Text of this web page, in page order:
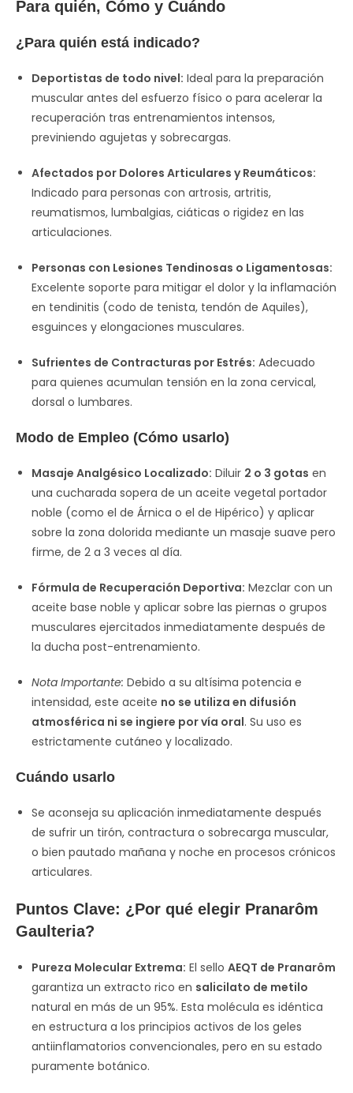
Para quién, Cómo y Cuándo
¿Para quién está indicado?
Deportistas de todo nivel: Ideal para la preparación
muscular antes del esfuerzo físico o para acelerar la
recuperación tras entrenamientos intensos,
previniendo agujetas y sobrecargas.
Afectados por Dolores Articulares y Reumáticos:
Indicado para personas con artrosis, artritis,
reumatismos, lumbalgias, ciáticas o rigidez en las
articulaciones.
Personas con Lesiones Tendinosas o Ligamentosas:
Excelente soporte para mitigar el dolor y la inflamación
en tendinitis (codo de tenista, tendón de Aquiles),
esguinces y elongaciones musculares.
Sufrientes de Contracturas por Estrés: Adecuado
para quienes acumulan tensión en la zona cervical,
dorsal o lumbares.
Modo de Empleo (Cómo usarlo)
Masaje Analgésico Localizado: Diluir 2 o 3 gotas en
una cucharada sopera de un aceite vegetal portador
noble (como el de Árnica o el de Hipérico) y aplicar
sobre la zona dolorida mediante un masaje suave pero
firme, de 2 a 3 veces al día.
Fórmula de Recuperación Deportiva: Mezclar con un
aceite base noble y aplicar sobre las piernas o grupos
musculares ejercitados inmediatamente después de
la ducha post-entrenamiento.
Nota Importante: Debido a su altísima potencia e
intensidad, este aceite no se utiliza en difusión
atmosférica ni se ingiere por vía oral. Su uso es
estrictamente cutáneo y localizado.
Cuándo usarlo
Se aconseja su aplicación inmediatamente después
de sufrir un tirón, contractura o sobrecarga muscular,
o bien pautado mañana y noche en procesos crónicos
articulares.
Puntos Clave: ¿Por qué elegir Pranarôm
Gaulteria?
Pureza Molecular Extrema: El sello AEQT de Pranarôm
garantiza un extracto rico en salicilato de metilo
natural en más de un 95%. Esta molécula es idéntica
en estructura a los principios activos de los geles
antiinflamatorios convencionales, pero en su estado
puramente botánico.